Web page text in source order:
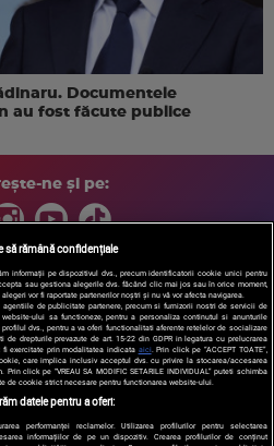
Documentele
au fost făcute publice
ne și pe:
/ DIGI ROMANIA S.A.
Politica de confidentialitate
Termeni
| Contact/Info Codul etic
să rămână confidențiale
informații pe dispozitivul dvs., precum identificatorii cookie unici pentru
sau gestiona alegerile dvs. făcând clic mai jos sau în orice moment,
vor fi raportate partenerilor noștri și nu vă vor afecta navigarea.
de publicitate partenere, precum si furnizorii nostri de servicii de
ului sa functioneze, pentru a personaliza continutul si anunturile
dvs., pentru a va oferi functionalitati aferente retelelor de socializare
drepturile prevazute de art. 15-22 din GDPR in legatura cu prelucrarea
exercitate prin modalitatea indicata aici. Prin click pe “ACCEPT TOATE”,
care implica inclusiv acceptul dvs. cu privire la stocarea/accesarea
click pe “VREAU SA MODIFIC SETARILE INDIVIDUAL” puteti schimba
de cookie strict necesare pentru functionarea website-ului.
datele pentru a oferi:
performanței reclamelor. Utilizarea profilurilor pentru selectarea
informațiilor de pe un dispozitiv. Crearea profilurilor de conținut